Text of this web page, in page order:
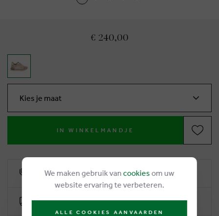
€ 240,00
Kies je maat
IN WINKELMANDJE
6% Treuerabatt
Kostenlose Lieferung ab €50
We maken gebruik van cookies om uw
website ervaring te verbeteren.
ALLE COOKIES AANVAARDEN